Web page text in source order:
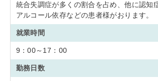
統合失調症が多くの割合を占め、他に認知
アルコール依存などの患者様がおります。
就業時間
9：00～17：00
勤務日数